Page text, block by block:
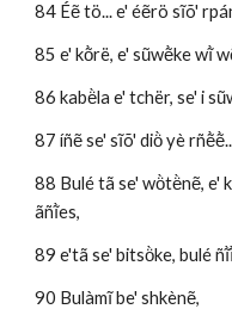
84 Éẽ tö... e' éẽrö sĩõ'
85 e' kõ̀rë, e' sũwẽ̀ke wĩ̀
86 kabë̀la e' tchër, se' i
87 íñẽ se' sĩõ' diö̀ yè
88 Bulé tã se' wö̀të̀nẽ, e'
ãñĩ̀es,
89 e'tã se' bitsö̀ke, bulé
90 Bulàmĩ be' shkènẽ,